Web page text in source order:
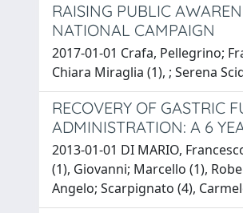
RAISING PUBLIC
NATIONAL CAMPAIGN
2017-01-01 Crafa, Pellegrino;
Chiara Miraglia (1), ; Serena
RECOVERY OF GASTRIC
ADMINISTRATION: A 6
2013-01-01 DI MARIO,
(1), Giovanni; Marcello (1),
Angelo; Scarpignato (4),